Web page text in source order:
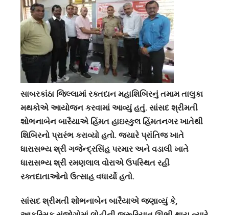
સાબરકાંઠા જિલ્લામાં રક્તદાન મહાશિબિરનું તમામ તાલુકા
મથકોએ આયોજન કરવામાં આવ્યું હતું. સાંસદ શ્રીમતી
શોભનાબેન બારૈયાએ હિંમત હાઇસ્કુલ હિંમતનગર ખાતેથી
શિબિરનો પ્રારંભ કરાવ્યો હતો. જ્યારે પ્રાંતિજ ખાતે
ધારાસભ્ય શ્રી ગજેન્દ્રસિંહ પરમાર અને વડાલી ખાતે
ધારાસભ્ય શ્રી રમણલાલ વોરાએ ઉપસ્થિત રહી
રક્તદાતાઓનો ઉત્સાહ વધાર્યો હતો.
સાંસદ શ્રીમતી શોભનાબેન બારૈયાએ જણાવ્યું કે,